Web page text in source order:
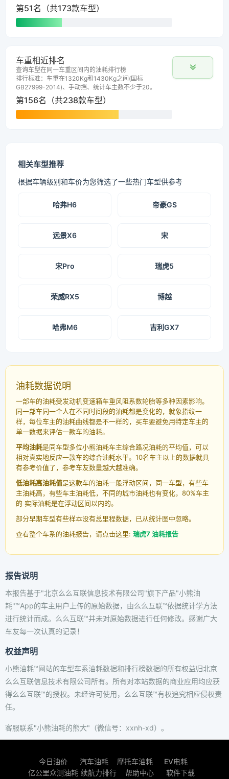
第51名（共173款车型）
车重相近排名
查询车型在同一车重区间内的油耗排行榜
排行标准：车重在1320Kg和1430Kg之间(国标
GB27999-2014)、手动挡、统计车主数不少于20。
第156名（共238款车型）
相关车型推荐
根据车辆级别和车价为您筛选了一些热门车型供参考
哈弗H6 帝豪GS
远景X6 宋
宋Pro 瑞虎5
荣威RX5 博越
哈弗M6 吉利GX7
油耗数据说明
一部车的油耗受发动机变速箱车重风阻系数轮胎等多种因素影响。
同一部车同一个人在不同时间段的油耗都是变化的，就象指纹一
样，每位车主的油耗曲线都是不一样的，买车要避免用特定车主的
单一数据来评估一款车的油耗。
平均油耗是同车型多位小熊油耗车主综合路况油耗的平均值，可以
相对真实地反应一款车的综合油耗水平。10名车主以上的数据就具
有参考价值了，参考车友数量越大越准确。
低油耗高油耗值是这款车的油耗一般浮动区间，同一车型，有些车
主油耗高，有些车主油耗低，不同的城市油耗也有变化，80%车主
的 实际油耗是在浮动区间以内的。
部分早期车型有些样本没有总里程数据，已从统计图中忽略。
查看整个车系的油耗报告，请点击这里: 瑞虎7 油耗报告
报告说明
本报告基于"北京么么互联信息技术有限公司"旗下产品"小熊油
耗"™App的车主用户上传的原始数据，由么么互联™依据统计学方法
进行统计而成。么么互联™并未对原始数据进行任何修改。感谢广大
车友每一次认真的记录！
权益声明
小熊油耗™网站的车型车系油耗数据和排行榜数据的所有权益归北京
么么互联信息技术有限公司所有。所有对本站数据的商业应用均应获
得么么互联™的授权。未经许可使用，么么互联™有权追究相应侵权责
任。
客服联系"小熊油耗的熊大"（微信号：xxnh-xd）。
今日油价 汽车油耗 摩托车油耗
EV电耗
亿公里众测油耗 续航力排行 帮助中心 软件下载